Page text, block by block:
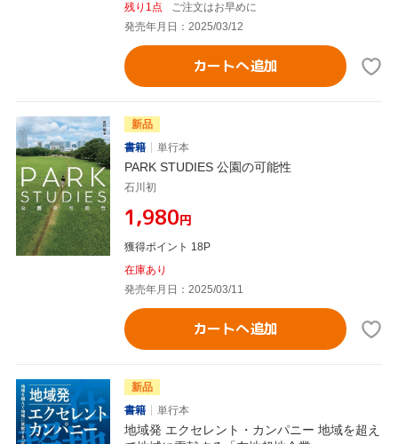
残り1点
ご注文はお早めに
発売年月日：2025/03/12
カートへ追加
新品
書籍
単行本
PARK STUDIES 公園の可能性
石川初
¥1,980円
獲得ポイント 18P
在庫あり
発売年月日：2025/03/11
カートへ追加
新品
書籍
単行本
地域発 エクセレント・カンパニー 地域を超え